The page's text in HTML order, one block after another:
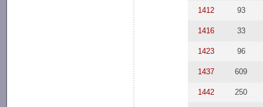
1412 93
1416 33
1423 96
1437 609
1442 250